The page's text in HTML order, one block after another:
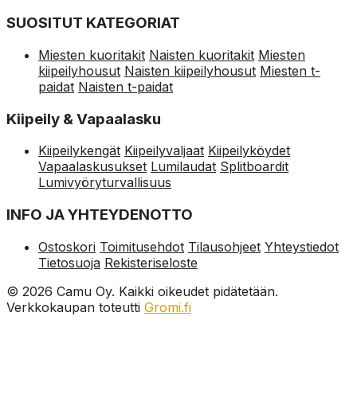
SUOSITUT KATEGORIAT
Miesten kuoritakit Naisten kuoritakit Miesten
kiipeilyhousut Naisten kiipeilyhousut Miesten t-
paidat Naisten t-paidat
Kiipeily & Vapaalasku
Kiipeilykengät Kiipeilyvaljaat Kiipeilyköydet
Vapaalaskusukset Lumilaudat Splitboardit
Lumivyöryturvallisuus
INFO JA YHTEYDENOTTO
Ostoskori Toimitusehdot Tilausohjeet Yhteystiedot
Tietosuoja Rekisteriseloste
© 2026 Camu Oy. Kaikki oikeudet pidätetään.
Verkkokaupan toteutti Gromi.fi